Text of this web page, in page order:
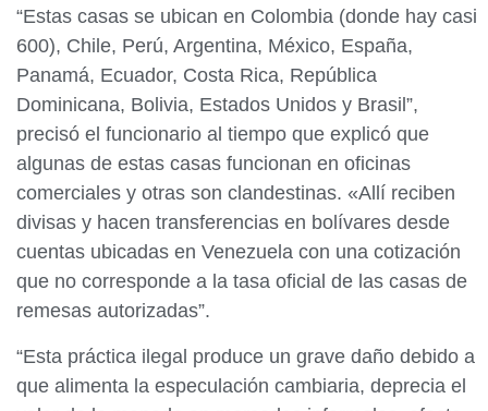
“Estas casas se ubican en Colombia (donde hay casi
600), Chile, Perú, Argentina, México, España,
Panamá, Ecuador, Costa Rica, República
Dominicana, Bolivia, Estados Unidos y Brasil”,
precisó el funcionario al tiempo que explicó que
algunas de estas casas funcionan en oficinas
comerciales y otras son clandestinas. «Allí reciben
divisas y hacen transferencias en bolívares desde
cuentas ubicadas en Venezuela con una cotización
que no corresponde a la tasa oficial de las casas de
remesas autorizadas”.
“Esta práctica ilegal produce un grave daño debido a
que alimenta la especulación cambiaria, deprecia el